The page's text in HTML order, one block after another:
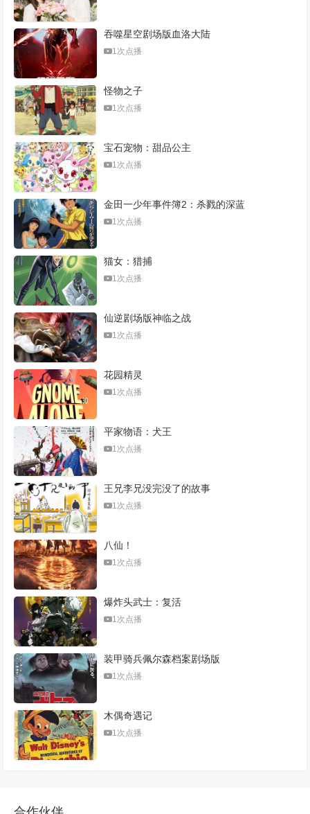
吞噬星空剧场版血洛大陆
1次点播
怪物之子
1次点播
宝石宠物：甜品公主
1次点播
金田一少年事件簿2：杀戮的深蓝
1次点播
猫女：猎捕
1次点播
仙逆剧场版神临之战
1次点播
花园精灵
1次点播
平家物语：犬王
1次点播
王兄李兄没完没了的故事
1次点播
八仙！
1次点播
爆炸头武士：复活
1次点播
装甲骑兵佩尔森档案剧场版
1次点播
木偶奇遇记
1次点播